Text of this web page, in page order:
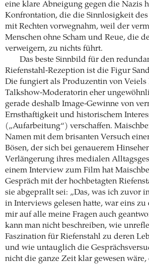
eine klare Abneigung gegen die Nazis
Konfrontation, die die Sinnlosigkeit
mit Rechten vorwegnahm, weil der
Menschen ohne Scham und Reue, die
verweigern, zu nichts führt.
Das beste Sinnbild für den
Riefenstahl-Rezeption ist die Figur
Die fungiert als Produzentin von
Talkshow-­Moderatorin eher
gerade deshalb Image-Gewinne von
Ernsthaftigkeit und historischem
(„Aufarbeitung“) verschaffen.
Namen mit dem brisanten Versuch
Bösen, der sich bei genauerem
Verlängerung ihres medialen
einem Interview zum Film hat
Gespräch mit der hochbetagten
sie abgeprallt sei: „Das, was ich zuvor
in Interviews gelesen hatte, war eins zu
mir auf alle meine Fragen auch
kann man nicht beschreiben, wie
Faszination für Riefenstahl zu deren
und wie untauglich die
nicht die ganze Zeit klar gewesen wäre,